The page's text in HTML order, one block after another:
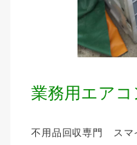
業務用エアコ
不用品回収専門 スマ